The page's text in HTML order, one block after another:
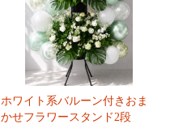
ホワイト系バルーン付きおま
かせフラワースタンド2段